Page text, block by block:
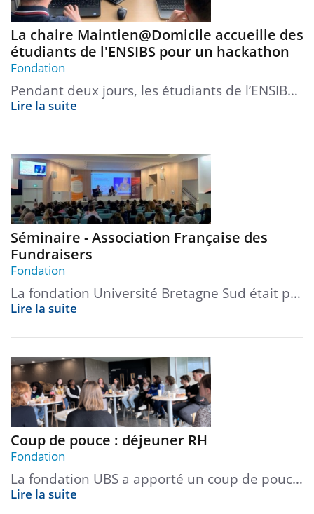
La chaire Maintien@Domicile accueille des
étudiants de l'ENSIBS pour un hackathon
Fondation
Pendant deux jours, les étudiants de l’ENSIB…
Lire la suite
Séminaire - Association Française des
Fundraisers
Fondation
La fondation Université Bretagne Sud était p…
Lire la suite
Coup de pouce : déjeuner RH
Fondation
La fondation UBS a apporté un coup de pouc…
Lire la suite